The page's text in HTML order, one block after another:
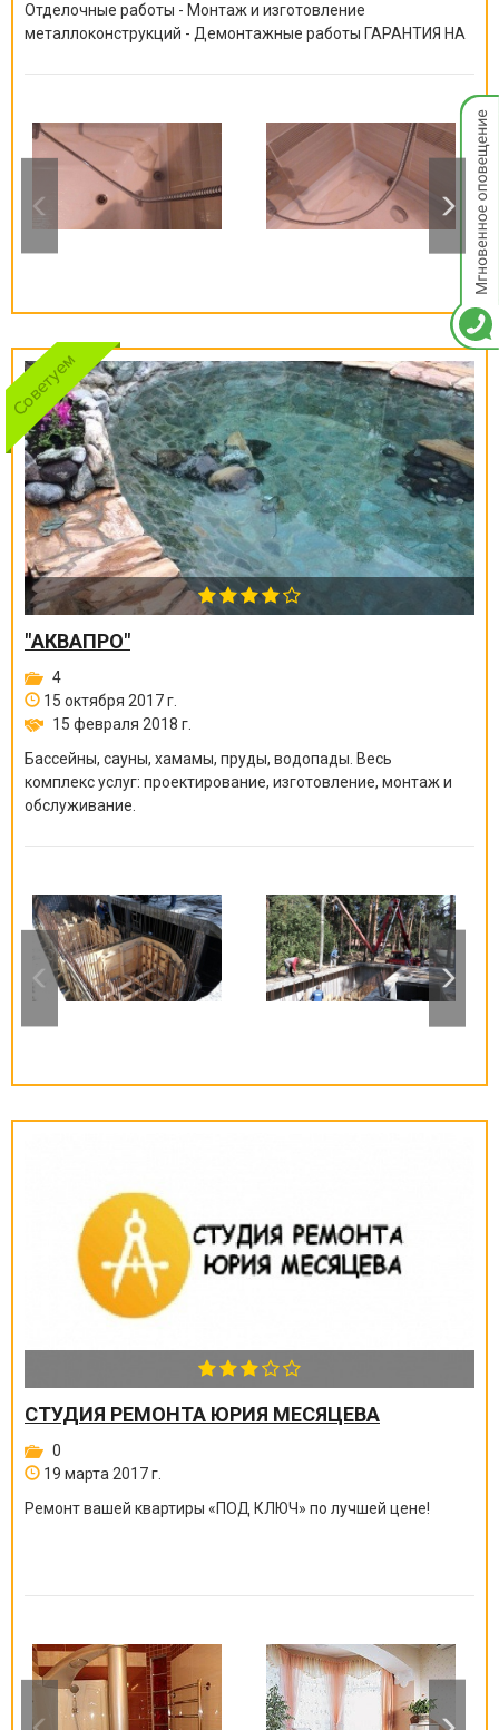
Отделочные работы - Монтаж и изготовление
металлоконструкций - Демонтажные работы ГАРАНТИЯ НА
"АКВАПРО"
4
15 октября 2017 г.
15 февраля 2018 г.
Бассейны, сауны, хамамы, пруды, водопады. Весь
комплекс услуг: проектирование, изготовление, монтаж и
обслуживание.
СТУДИЯ РЕМОНТА ЮРИЯ МЕСЯЦЕВА
0
19 марта 2017 г.
Ремонт вашей квартиры «ПОД КЛЮЧ» по лучшей цене!